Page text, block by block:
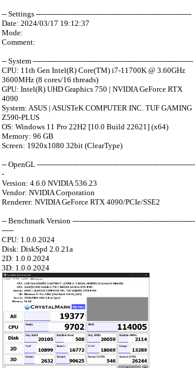
-- Settings ------------------------------------------------------------------
Date: 2024/03/17 19:12:37
Mode:
Comment:
-- System --------------------------------------------------------------------
CPU: 11th Gen Intel(R) Core(TM) i7-11700K @ 3.60GHz
3600MHz (8 cores/16 threads)
GPU: Intel(R) UHD Graphics 750 | NVIDIA GeForce RTX
4090
System: ASUS | ASUSTeK COMPUTER INC. TUF GAMING
Z590-PLUS
OS: Windows 11 Pro 22H2 [10.0 Build 22621] (x64)
Memory: 96 GB
Screen: 1920x1080 32bit (ClearType)
-- OpenGL -------------------------------------------------------------------
-
Version: 4.6.0 NVIDIA 536.23
Vendor: NVIDIA Corporation
Renderer: NVIDIA GeForce RTX 4090/PCIe/SSE2
-- Benchmark Version ----------------------------------------------------
-----
CPU: 1.0.0.2024
Disk: DiskSpd 2.0.21a
2D: 1.0.0.2024
3D: 1.0.0.2024